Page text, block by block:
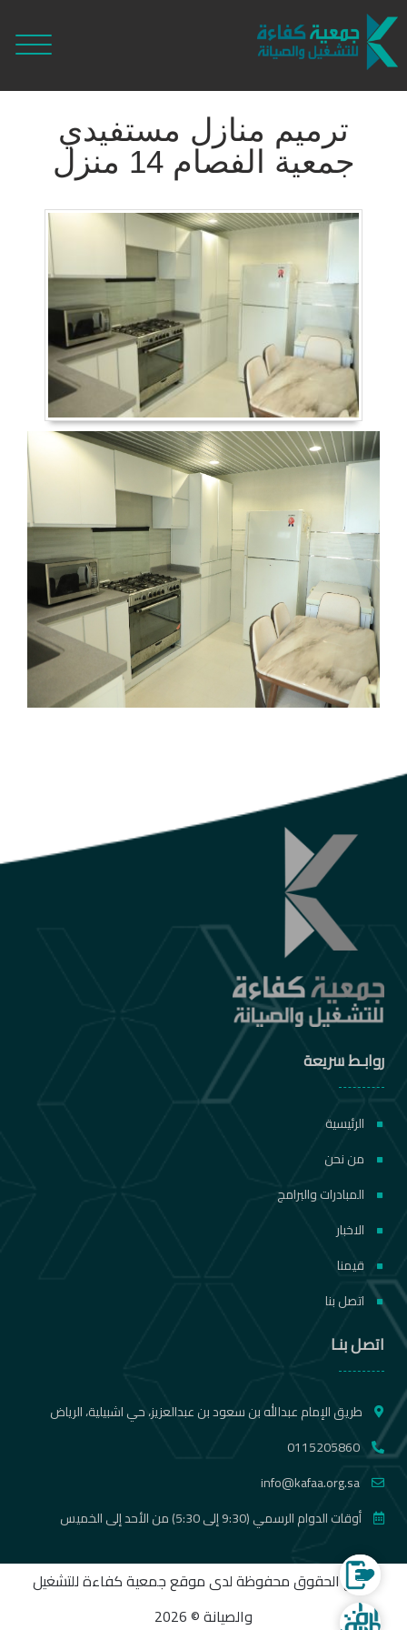
ترميم منازل مستفيدي
جمعية الفصام 14 منزل
روابـط سريعة
الرئيسية
من نحن
المبادرات والبرامج
الاخبار
قيمنا
اتصل بنا
اتصل بنـا
طريق الإمام عبدالله بن سعود بن عبدالعزيز، حي اشبيلية، الرياض
0115205860
info@kafaa.org.sa
أوقات الدوام الرسمي (9:30 إلى 5:30) من الأحد إلى الخميس
جميع الحقوق محفوظة لدى موقع جمعية كفاءة للتشغيل
والصيانة © 2026
الموقع الالكتروني لجمع التبرعات
شركة المرافق المتنقلة